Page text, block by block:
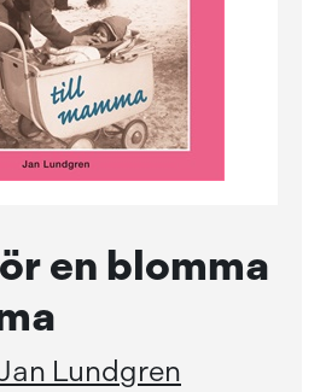
en blomma
Lundgren